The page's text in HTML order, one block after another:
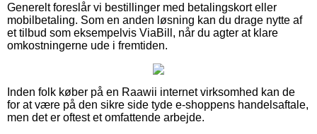
Generelt foreslår vi bestillinger med betalingskort eller
mobilbetaling. Som en anden løsning kan du drage nytte af
et tilbud som eksempelvis ViaBill, når du agter at klare
omkostningerne ude i fremtiden.
Inden folk køber på en Raawii internet virksomhed kan de
for at være på den sikre side tyde e-shoppens handelsaftale,
men det er oftest et omfattende arbejde.